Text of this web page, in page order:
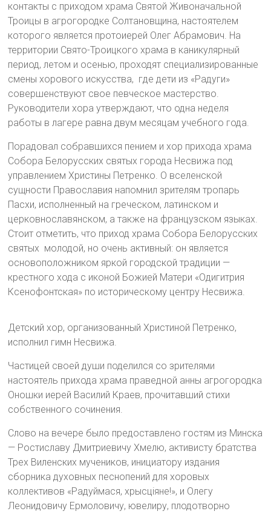
контакты с приходом храма Святой Живоначальной
Троицы в агрогородке Солтановщина, настоятелем
которого является протоиерей Олег Абрамович. На
территории Свято-Троицкого храма в каникулярный
период, летом и осенью, проходят специализированные
смены хорового искусства, где дети из «Радуги»
совершенствуют свое певческое мастерство.
Руководители хора утверждают, что одна неделя
работы в лагере равна двум месяцам учебного года.
Порадовал собравшихся пением и хор прихода храма
Собора Белорусских святых города Несвижа под
управлением Христины Петренко. О вселенской
сущности Православия напомнил зрителям тропарь
Пасхи, исполненный на греческом, латинском и
церковнославянском, а также на французском языках.
Стоит отметить, что приход храма Собора Белорусских
святых молодой, но очень активный: он является
основоположником яркой городской традиции —
крестного хода с иконой Божией Матери «Одигитрия
Ксенофонтская» по историческому центру Несвижа.
Детский хор, организованный Христиной Петренко,
исполнил гимн Несвижа.
Частицей своей души поделился со зрителями
настоятель прихода храма праведной анны агрогородка
Оношки иерей Василий Краев, прочитавший стихи
собственного сочинения.
Слово на вечере было предоставлено гостям из Минска
— Ростиславу Дмитриевичу Хмелю, активисту братства
Трех Виленских мучеников, инициатору издания
сборника духовных песнопений для хоровых
коллективов «Радуймася, хрысціяне!», и Олегу
Леонидовичу Ермоловичу, ювелиру, плодотворно